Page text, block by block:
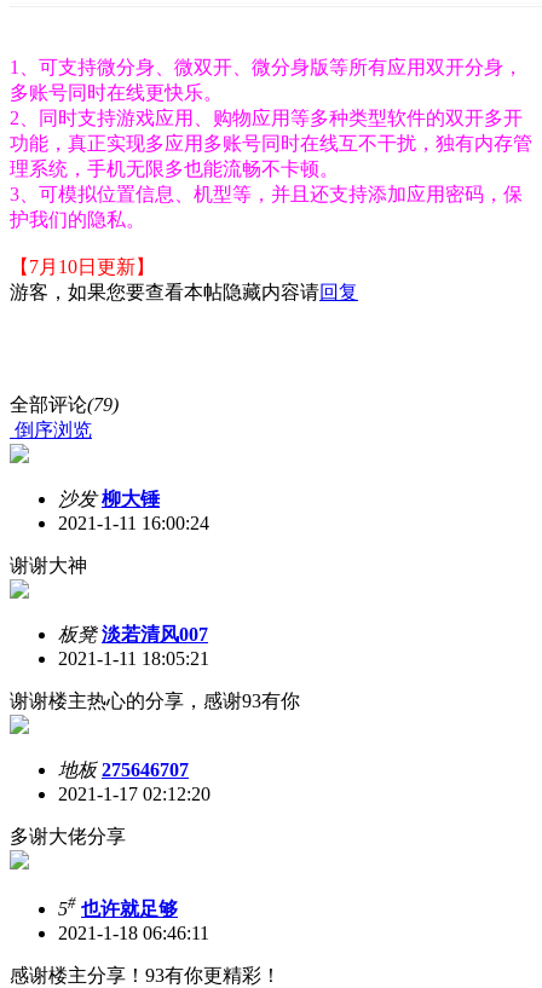
1、可支持微分身、微双开、微分身版等所有应用双开分身，
多账号同时在线更快乐。
2、同时支持游戏应用、购物应用等多种类型软件的双开多开
功能，真正实现多应用多账号同时在线互不干扰，独有内存管
理系统，手机无限多也能流畅不卡顿。
3、可模拟位置信息、机型等，并且还支持添加应用密码，保
护我们的隐私。
【7月10日更新】
游客，如果您要查看本帖隐藏内容请回复
全部评论(79)
倒序浏览
沙发 柳大锤
2021-1-11 16:00:24
谢谢大神
板凳 淡若清风007
2021-1-11 18:05:21
谢谢楼主热心的分享，感谢93有你
地板 275646707
2021-1-17 02:12:20
多谢大佬分享
5# 也许就足够
2021-1-18 06:46:11
感谢楼主分享！93有你更精彩！